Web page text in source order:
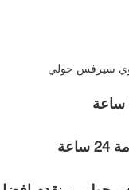
سيرفس حولي
ساعة